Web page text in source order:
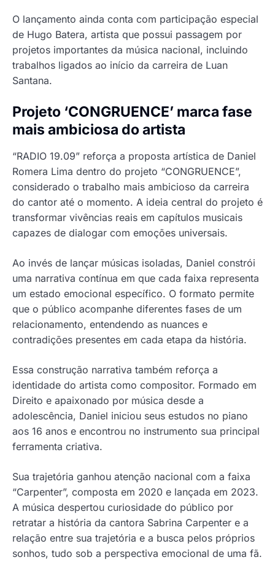
O lançamento ainda conta com participação especial
de Hugo Batera, artista que possui passagem por
projetos importantes da música nacional, incluindo
trabalhos ligados ao início da carreira de Luan
Santana.
Projeto ‘CONGRUENCE’ marca fase
mais ambiciosa do artista
“RADIO 19.09” reforça a proposta artística de Daniel
Romera Lima dentro do projeto “CONGRUENCE”,
considerado o trabalho mais ambicioso da carreira
do cantor até o momento. A ideia central do projeto é
transformar vivências reais em capítulos musicais
capazes de dialogar com emoções universais.
Ao invés de lançar músicas isoladas, Daniel constrói
uma narrativa contínua em que cada faixa representa
um estado emocional específico. O formato permite
que o público acompanhe diferentes fases de um
relacionamento, entendendo as nuances e
contradições presentes em cada etapa da história.
Essa construção narrativa também reforça a
identidade do artista como compositor. Formado em
Direito e apaixonado por música desde a
adolescência, Daniel iniciou seus estudos no piano
aos 16 anos e encontrou no instrumento sua principal
ferramenta criativa.
Sua trajetória ganhou atenção nacional com a faixa
“Carpenter”, composta em 2020 e lançada em 2023.
A música despertou curiosidade do público por
retratar a história da cantora Sabrina Carpenter e a
relação entre sua trajetória e a busca pelos próprios
sonhos, tudo sob a perspectiva emocional de uma fã.